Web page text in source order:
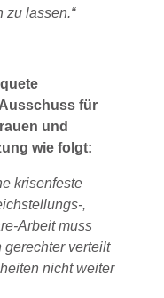
zu lassen.“
für
und
wie folgt:
krisenfeste
,
Arbeit muss
verteilt
nicht weiter